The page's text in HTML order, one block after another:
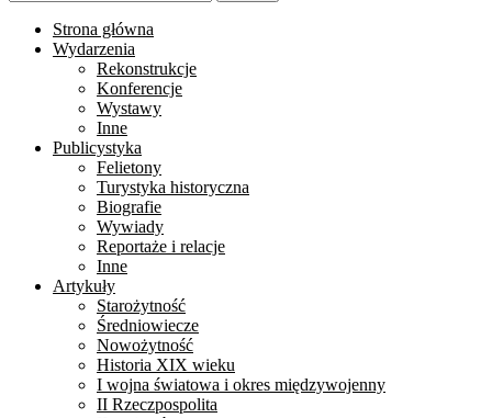
Strona główna
Wydarzenia
Rekonstrukcje
Konferencje
Wystawy
Inne
Publicystyka
Felietony
Turystyka historyczna
Biografie
Wywiady
Reportaże i relacje
Inne
Artykuły
Starożytność
Średniowiecze
Nowożytność
Historia XIX wieku
I wojna światowa i okres międzywojenny
II Rzeczpospolita